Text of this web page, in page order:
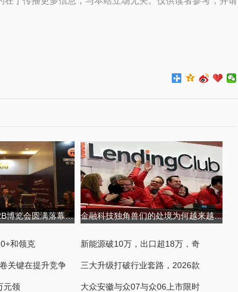
第四届国际金融B2B博览会圆满落幕,USGFX大放异彩 第四届京剧票友大 金融科技独角兽们的处境为何越来越尴尬?
和领克 新能源破10万，出口超18万，奇
关键在提升竞争 三大升级打破行业套路，2026款
元领 大众安徽与众07与众06上市限时